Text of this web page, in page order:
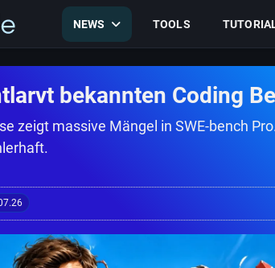
NEWS TOOLS
bekannten Coding
zeigt massive Mängel in SWE-bench